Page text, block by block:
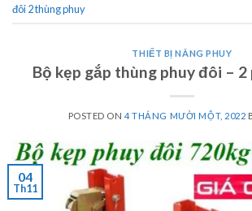
đôi 2 thùng phuy
THIẾT BỊ NÂNG PHUY
Bộ kẹp gắp thùng phuy đôi – 2
POSTED ON4 THÁNG MƯỜI MỘT, 2022
04
Th11